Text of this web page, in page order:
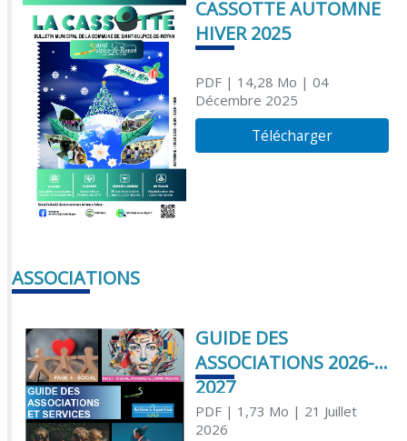
CASSOTTE AUTOMNE
HIVER 2025
PDF| 14,28 Mo | 04
Décembre 2025
Télécharger
ASSOCIATIONS
GUIDE DES
ASSOCIATIONS 2026-
2027
PDF| 1,73 Mo | 21 Juillet
2026